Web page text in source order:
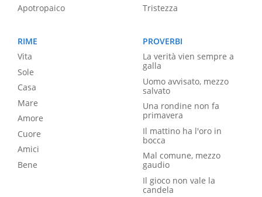
Apotropaico
Tristezza
RIME
Vita
Sole
Casa
Mare
Amore
Cuore
Amici
Bene
PROVERBI
La verità vien sempre a
galla
Uomo avvisato, mezzo
salvato
Una rondine non fa
primavera
Il mattino ha l'oro in
bocca
Mal comune, mezzo
gaudio
Il gioco non vale la
candela